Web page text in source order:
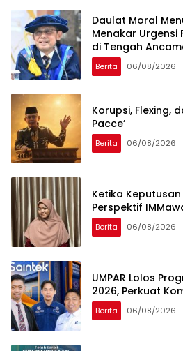
Daulat Moral
Menakar Urgensi
di Tengah
Berita 06/08/2026
Korupsi, Flexing,
Pacce’
Berita 06/08/2026
Ketika
Perspektif
Berita 06/08/2026
UMPAR Lolos
2026, Perkuat
Berita 06/08/2026